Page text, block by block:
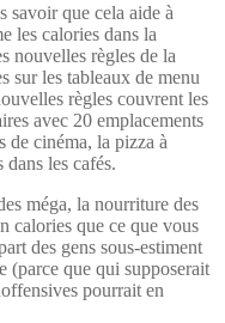
savoir que cela aide à
les calories dans la
nouvelles règles de la
sur les tableaux de menu
règles couvrent les
avec 20 emplacements
de cinéma, la pizza à
les cafés.
méga, la nourriture des
calories que ce que vous
des gens sous-estiment
(parce que qui supposerait
pourrait en